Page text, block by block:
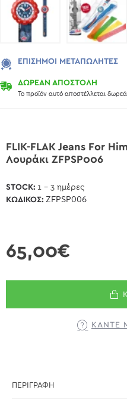
ΔΩΡΕΑΝ ΑΠΟΣΤΟΛΗ
Το προϊόν αυτό αποστέλλεται
ΕΠΊΣΗΜΟΙ ΜΕΤΑΠΩΛΗΤΈΣ
FLIK-FLAK Jeans For
Λουράκι ZFPSP006
65,00€
STOCK: 1 - 3 ημέρες
ΚΩΔΙΚΌΣ: ZFPSP006
ΚΆΝΤΕ
ΠΕΡΙΓΡΑΦΉ